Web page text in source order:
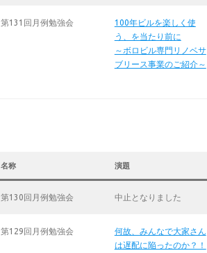
第131回月例勉強会
100年ビルを楽しく使
う、を当たり前に
～ボロビル専門リノベサ
ブリース事業のご紹介～
名称 演題
第130回月例勉強会 中止となりました
第129回月例勉強会
何故、みんなで大家さん
は遅配に陥ったのか？！